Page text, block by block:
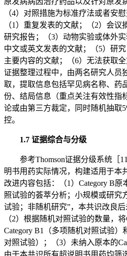
（4）对照措施为标准疗法或者安
（1）重复发表的文献；（2）会
研究报告；（3）动物实验或体外
中文或英文发表的文献；（5）研
主要内容的文献；（6）无法获取
证据整理过程中，由两名研究人员
取，提取信息包括罕见病名称、药
份、结局信息（重点关注有效性指
论或由第三方裁定，同时随机抽取
控。
1.7 证据综合与分级
参考Thomson证据分级系统［
明书用药实际情况，构建适用于本
改进内容包括：（1）Category B
照试验的荟萃分析；小规模或研究
试验；非随机研究”，本共识改良后
（2）根据随机对照试验的数量，
Category B1（多项随机对照试验）
对照试验）；（3）未纳入原本的
由于本共识所有超说明书用药均筛